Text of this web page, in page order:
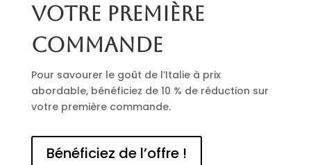
votre première
commande
Pour savourer le goût de l’Italie à prix
abordable, bénéficiez de 10 % de réduction sur
votre première commande.
Bénéficiez de l’offre !